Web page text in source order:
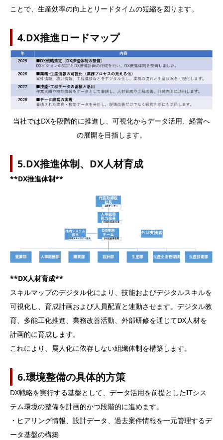
ことで、生産効率の向上とリードタイムの短縮を図ります。
4.DX推進ロードマップ
当社ではDXを段階的に推進し、可視化からデータ活用、経営へ
の展開を目指します。
5.DX推進体制、DX人材育成
**DX推進体制**
**DX人材育成**
スキルマップのデジタル化により、技能およびデジタルスキルを
可視化し、育成計画および人員配置と連動させます。デジタル教
育、多能工化推進、業務改善活動、外部研修を通じてDX人材を
計画的に育成します。
これにより、属人化に依存しない組織体制を構築します。
6.環境整備の具体的方策
DX戦略を実行する基盤として、データ活用を前提としたITシス
テム環境の整備を計画的かつ段階的に進めます。
・ヒアリング情報、設計データ、過去案件情報を一元管理するデ
ータ基盤の構築